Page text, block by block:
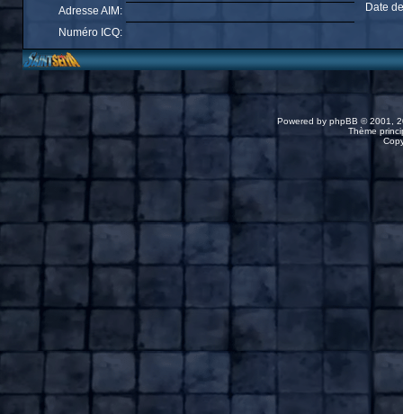
Date
Adresse AIM:
Numéro ICQ:
Powered by phpBB © 2001,
Thème